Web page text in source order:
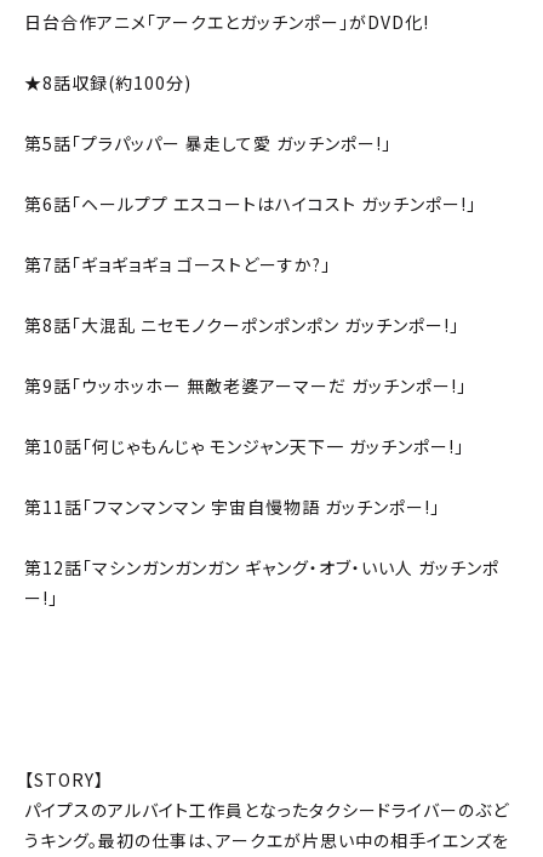
日台合作アニメ「アークエとガッチンポー」がDVD化!
★8話収録(約100分)
第5話「プラパッパー 暴走して愛 ガッチンポー!」
第6話「ヘールププ エスコートはハイコスト ガッチンポー!」
第7話「ギョギョギョ ゴーストどーすか?」
第8話「大混乱 ニセモノクーポンポンポン ガッチンポー!」
第9話「ウッホッホー 無敵老婆アーマーだ ガッチンポー!」
第10話「何じゃもんじゃ モンジャン天下一 ガッチンポー!」
第11話「フマンマンマン 宇宙自慢物語 ガッチンポー!」
第12話「マシンガンガンガン ギャング・オブ・いい人 ガッチンポ
ー!」
【STORY】
パイプスのアルバイト工作員となったタクシードライバーのぶど
うキング。最初の仕事は、アークエが片思い中の相手イエンズを